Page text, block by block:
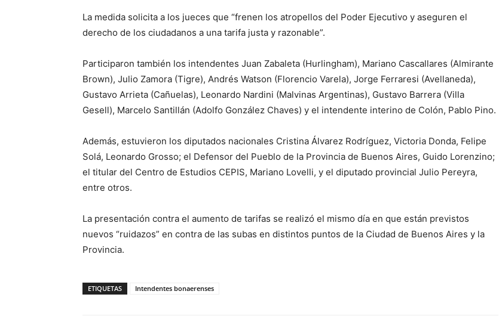
La medida solicita a los jueces que “frenen los atropellos del Poder Ejecutivo y aseguren el
derecho de los ciudadanos a una tarifa justa y razonable”.
Participaron también los intendentes Juan Zabaleta (Hurlingham), Mariano Cascallares (Almirante
Brown), Julio Zamora (Tigre), Andrés Watson (Florencio Varela), Jorge Ferraresi (Avellaneda),
Gustavo Arrieta (Cañuelas), Leonardo Nardini (Malvinas Argentinas), Gustavo Barrera (Villa
Gesell), Marcelo Santillán (Adolfo González Chaves) y el intendente interino de Colón, Pablo Pino.
Además, estuvieron los diputados nacionales Cristina Álvarez Rodríguez, Victoria Donda, Felipe
Solá, Leonardo Grosso; el Defensor del Pueblo de la Provincia de Buenos Aires, Guido Lorenzino;
el titular del Centro de Estudios CEPIS, Mariano Lovelli, y el diputado provincial Julio Pereyra,
entre otros.
La presentación contra el aumento de tarifas se realizó el mismo día en que están previstos
nuevos “ruidazos” en contra de las subas en distintos puntos de la Ciudad de Buenos Aires y la
Provincia.
ETIQUETAS Intendentes bonaerenses